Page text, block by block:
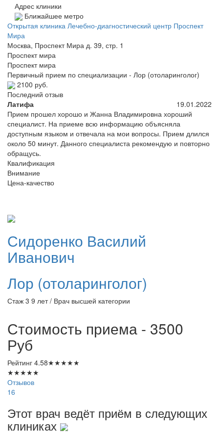
Адрес клиники
Ближайшее метро
Открытая клиника Лечебно-диагностический центр Проспект
Мира
Москва, Проспект Мира д. 39, стр. 1
Проспект мира
Проспект мира
Первичный прием по специализации - Лор (отоларинголог)
2100 руб.
Последний отзыв
Латифа
19.01.2022
Прием прошел хорошо и Жанна Владимировна хороший
специалист. На приеме всю информацию объясняла
доступным языком и отвечала на мои вопросы. Прием длился
около 50 минут. Данного специалиста рекомендую и повторно
обращусь.
Квалификация
Внимание
Цена-качество
Сидоренко Василий
Иванович
Лор (отоларинголог)
Стаж 3 9 лет / Врач высшей категории
Стоимость приема - 3500
Руб
Рейтинг 4.58★★★★★
★★★★★
Отзывов
16
Этот врач ведёт приём в следующих
клиниках